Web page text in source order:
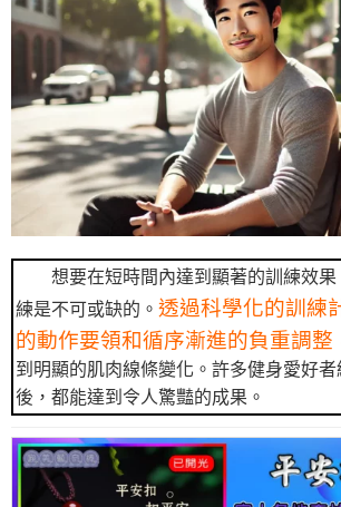
想要在短時間內達到顯著的訓練效
練是不可或缺的。 透過科學化的訓練
的動作要領和循序漸進的負重調整
到明顯的肌肉線條變化。許多健身愛好
後，都能達到令人驚豔的成果。